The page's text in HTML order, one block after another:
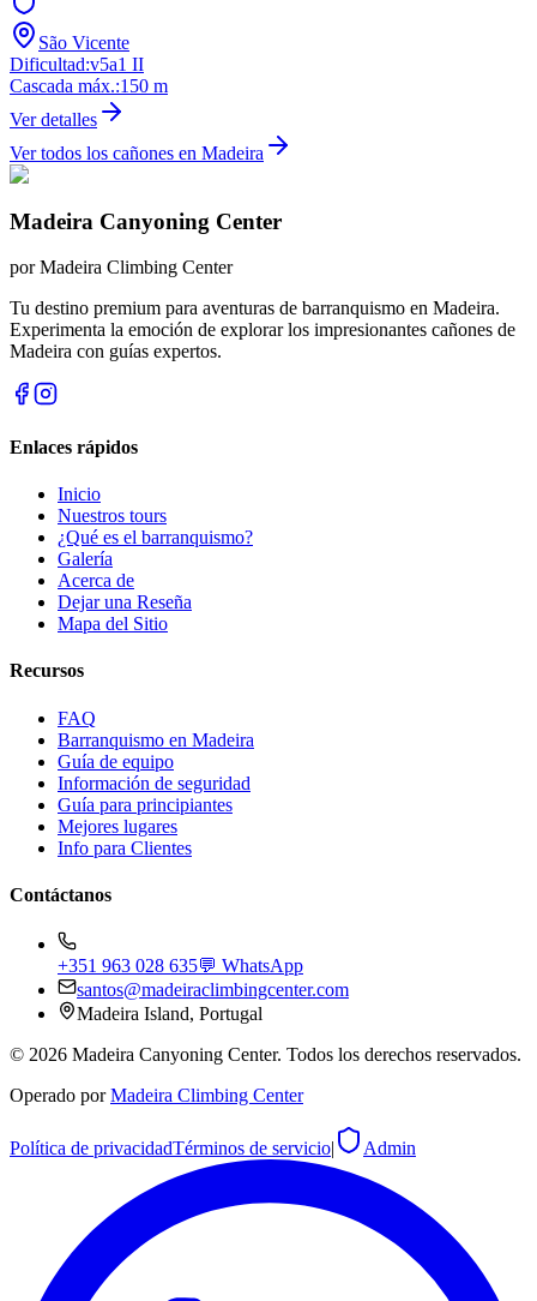
São Vicente
Dificultad:v5a1 II
Cascada máx.:150 m
Ver detalles
Ver todos los cañones en Madeira
Madeira Canyoning Center
porMadeira Climbing Center
Tu destino premium para aventuras de barranquismo en Madeira.
Experimenta la emoción de explorar los impresionantes cañones de
Madeira con guías expertos.
Enlaces rápidos
Inicio
Nuestros tours
¿Qué es el barranquismo?
Galería
Acerca de
Dejar una Reseña
Mapa del Sitio
Recursos
FAQ
Barranquismo en Madeira
Guía de equipo
Información de seguridad
Guía para principiantes
Mejores lugares
Info para Clientes
Contáctanos
+351 963 028 635💬 WhatsApp
santos@madeiraclimbingcenter.com
Madeira Island, Portugal
© 2026 Madeira Canyoning Center. Todos los derechos reservados.
Operado por Madeira Climbing Center
Política de privacidadTérminos de servicio| Admin